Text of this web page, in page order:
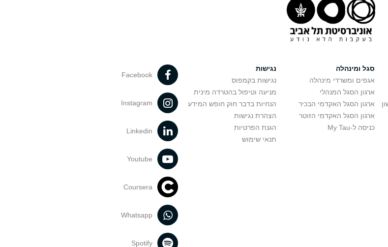
סגל ומינהלה
אגפים ומשרדי מינהלה
ארגון הסגל המנהלי
ארגון הסגל האקדמי הבכיר
ארגון הסגל האקדמי הזוטר
כניסה ל-My Tau
נגישות
נגישות בקמפוס
מניעה וטיפול בהטרדה מינית
הנחיות בדבר חוק חופש המידע
הצהרת נגישות
הגנת הפרטיות
תנאי שימוש
Facebook
Instagram
Linkedin
Youtube
Coursera
Whatsapp
Spotify